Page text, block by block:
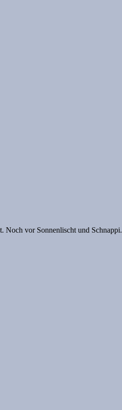
Noch vor Sonnenlischt und Schnappi.